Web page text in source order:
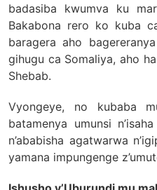
badasiba kwumva ku
Bakabona rero ko kuba
baragera aho
gihugu ca Somaliya, aho
Shebab.
Vyongeye, no kubaba
batamenya umunsi
n’ababisha agatwarwa
yamana impungenge